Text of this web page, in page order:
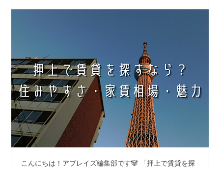
押上駅
東武鉄道
スカイツリーライン）の駅。→
押上駅
“スカイツリー前”の副名称がある。
○リスト：駅キーワード
こんにちは！アブレイズ編集部です🐼 「押上で賃貸を探